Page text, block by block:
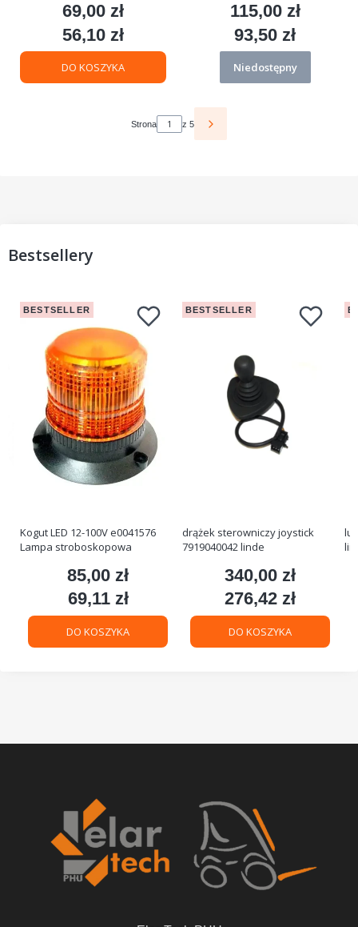
Cena
69,00 zł
Cena
56,10 zł
DO KOSZYKA
Cena
115,00 zł
Cena
93,50 zł
Niedostępny
Strona z 5
Bestsellery
BESTSELLER
Kogut LED 12-100V e0041576
Lampa stroboskopowa
Cena
85,00 zł
Cena
69,11 zł
DO KOSZYKA
BESTSELLER
drążek sterowniczy joystick
7919040042 linde
Cena
340,00 zł
Cena
276,42 zł
DO KOSZYKA